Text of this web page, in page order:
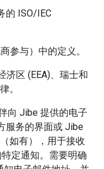
的 ISO/IEC
参与）中的定义。
济区 (EEA)、瑞士和
。
向 Jibe 提供的电子
服务的界面或 Jibe
如有），用于接收
定通知。需要明确